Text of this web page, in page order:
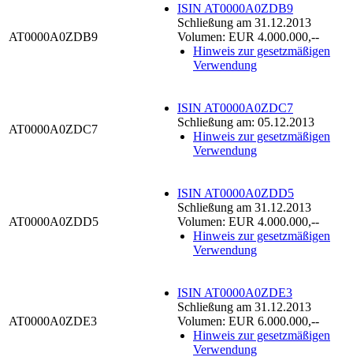
AT0000A0ZDB9
ISIN AT0000A0ZDB9
Schließung am 31.12.2013
Volumen: EUR 4.000.000,--
Hinweis zur gesetzmäßigen
Verwendung
AT0000A0ZDC7
ISIN AT0000A0ZDC7
Schließung am: 05.12.2013
Hinweis zur gesetzmäßigen
Verwendung
AT0000A0ZDD5
ISIN AT0000A0ZDD5
Schließung am 31.12.2013
Volumen: EUR 4.000.000,--
Hinweis zur gesetzmäßigen
Verwendung
AT0000A0ZDE3
ISIN AT0000A0ZDE3
Schließung am 31.12.2013
Volumen: EUR 6.000.000,--
Hinweis zur gesetzmäßigen
Verwendung